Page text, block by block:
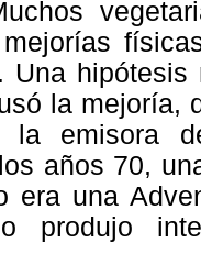
Una
la mejoría,
la emisora
años 70,
era una
produjo